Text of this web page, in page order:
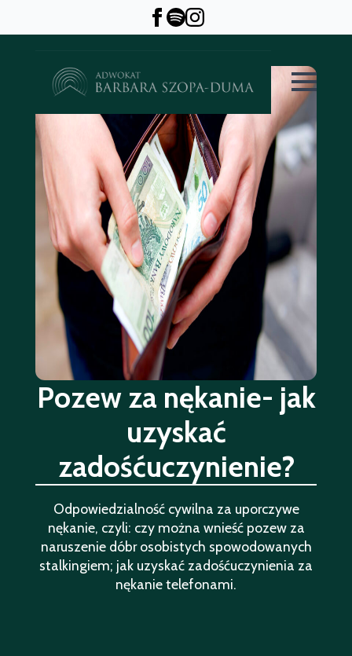
Pozew za nękanie- jak
uzyskać
zadośćuczynienie?
Odpowiedzialność cywilna za uporczywe
nękanie, czyli: czy można wnieść pozew za
naruszenie dóbr osobistych spowodowanych
stalkingiem; jak uzyskać zadośćuczynienia za
nękanie telefonami.